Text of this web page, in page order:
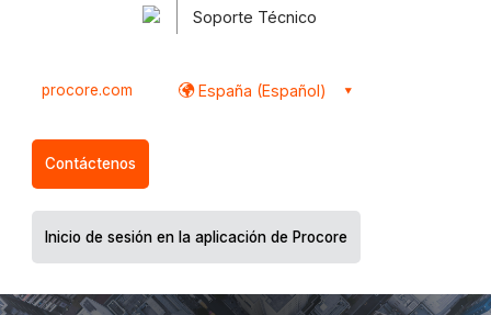
Soporte Técnico
procore.com España (Español)
Contáctenos
Inicio de sesión en la aplicación de Procore